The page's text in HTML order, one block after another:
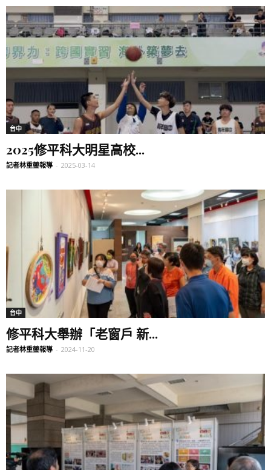
台中
2025修平科大明星高校...
記者林重鎣報導 - 2025-03-14
台中
修平科大舉辦「老窗戶 新...
記者林重鎣報導 - 2024-11-20